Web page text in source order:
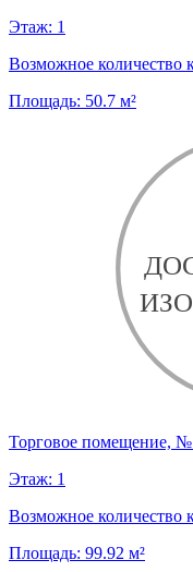
Этаж: 1
Возможное количество
Площадь: 50.7 м²
Торговое помещение,
Этаж: 1
Возможное количество
Площадь: 99.92 м²